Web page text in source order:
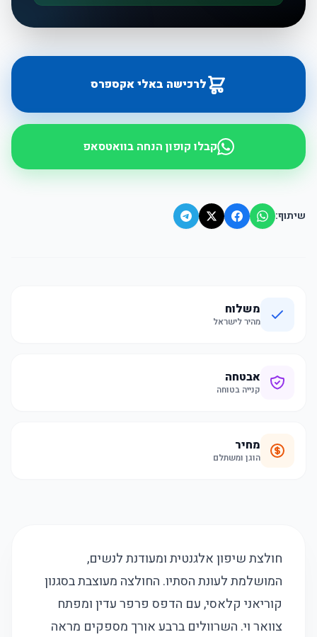
לרכישה באלי אקספרס
קבלו קופון הנחה בוואטסאפ
שיתוף:
משלוח
מהיר לישראל
אבטחה
קנייה בטוחה
מחיר
הוגן ומשתלם
חולצת שיפון אלגנטית ומעודנת לנשים,
המושלמת לעונת הסתיו. החולצה מעוצבת בסגנון
קוריאני קלאסי, עם הדפס פרפר עדין ומפתח
צוואר וי. השרוולים ברבע אורך מספקים מראה